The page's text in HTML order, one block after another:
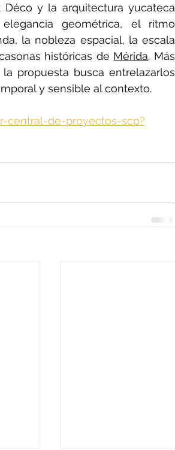
y la arquitectura yucateca
geométrica, el ritmo
la nobleza espacial, la escala
históricas de Mérida. Más
propuesta busca entrelazarlos
y sensible al contexto.
central-de-proyectos-scp?